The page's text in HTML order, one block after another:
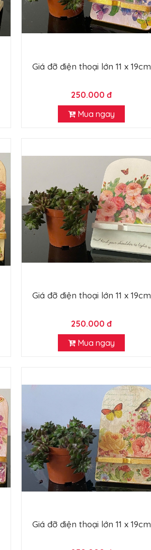
Giá đỡ điện thoại lớn 11 x 19cm
250.000 đ
Mua ngay
Giá đỡ điện thoại lớn 11 x 19cm
250.000 đ
Mua ngay
Giá đỡ điện thoại lớn 11 x 19cm